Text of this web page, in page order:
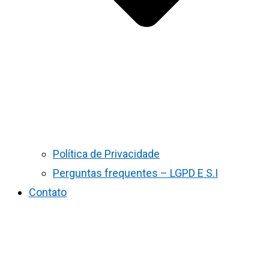
Política de Privacidade
Perguntas frequentes – LGPD E S.I
Contato